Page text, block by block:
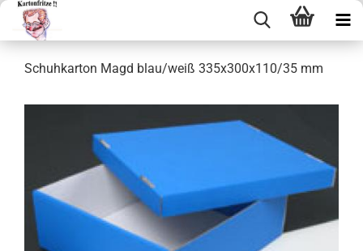
Schuh­kar­ton Magd blau/weiß 335x300x110/35 mm